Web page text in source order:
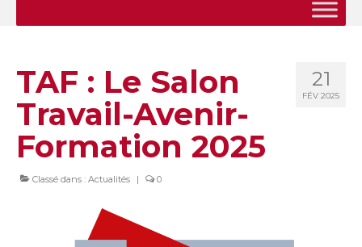
21
FÉV 2025
TAF : Le Salon
Travail-Avenir-
Formation 2025
Classé dans : Actualités | 0